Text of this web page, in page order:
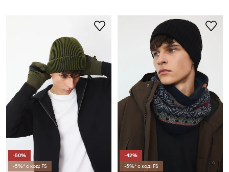
-50%
-5%* с код: FS
-42%
-5%* с код: FS